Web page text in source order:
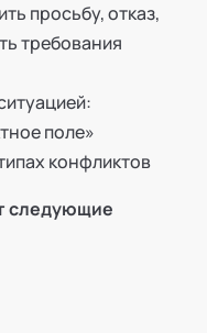
просьбу, отказ,
требования
поле»
конфликтов
следующие